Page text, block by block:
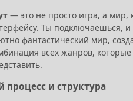
— это не просто игра, а мир,
Ты подключаешься,
фантастический мир,
всех жанров,
процесс и структура